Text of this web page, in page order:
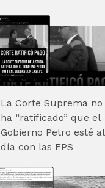
La Corte Suprema no
ha “ratificado” que el
Gobierno Petro esté al
día con las EPS